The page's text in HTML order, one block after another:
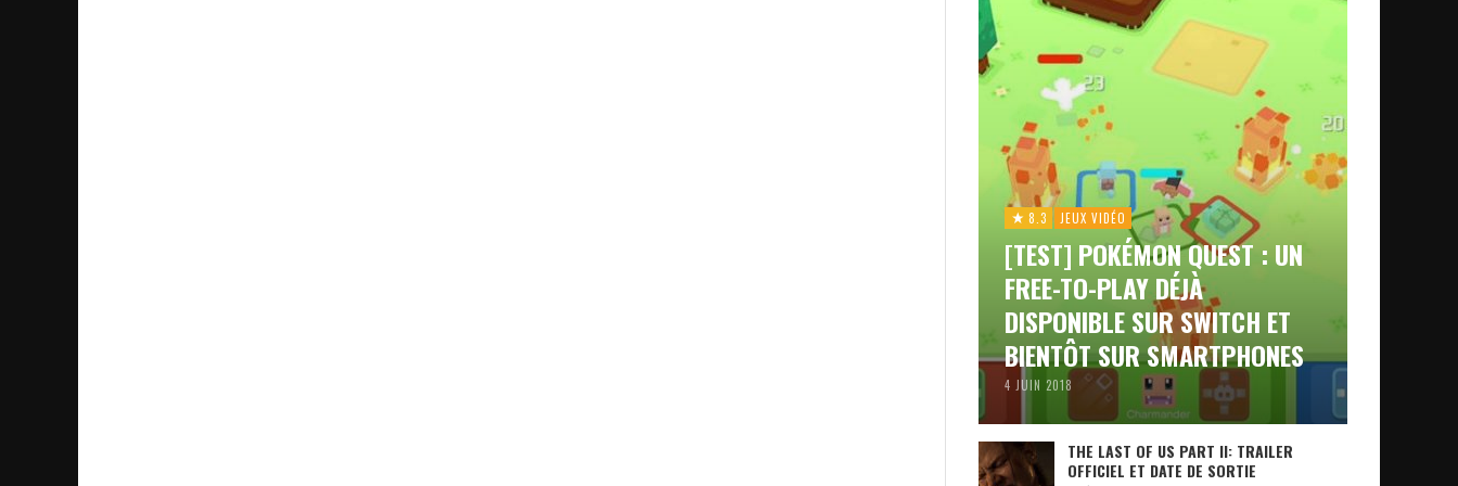
8.3 JEUX VIDÉO
[TEST] POKÉMON QUEST : UN
FREE-TO-PLAY DÉJÀ
DISPONIBLE SUR SWITCH ET
BIENTÔT SUR SMARTPHONES
4 JUIN 2018
THE LAST OF US PART II: TRAILER
OFFICIEL ET DATE DE SORTIE